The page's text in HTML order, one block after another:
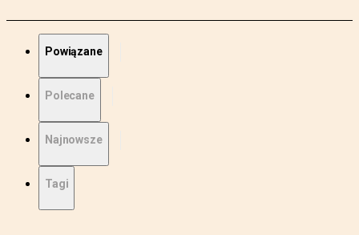
Powiązane
Polecane
Najnowsze
Tagi